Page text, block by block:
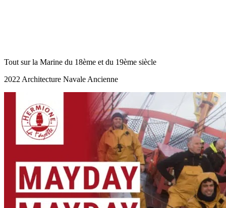
Tout sur la Marine du 18ème et du 19ème siècle
2022 Architecture Navale Ancienne